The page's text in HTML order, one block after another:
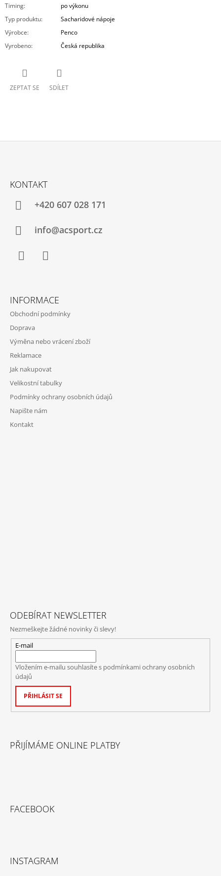
Timing:
po výkonu
Typ produktu:
Sacharidové nápoje
Výrobce:
Penco
Vyrobeno: Česká republika
ZEPTAT SE SDÍLET
KONTAKT
+420 607 028 171
info@acsport.cz
INFORMACE
Obchodní podmínky
Doprava
Výměna nebo vrácení zboží
Reklamace
Jak nakupovat
Velikostní tabulky
Podmínky ochrany osobních údajů
Napište nám
Kontakt
ODEBÍRAT NEWSLETTER
Nezmeškejte žádné novinky či slevy!
E-mail
Vložením e-mailu souhlasíte s podmínkami ochrany osobních
údajů
PŘIHLÁSIT SE
PŘIJÍMÁME ONLINE PLATBY
FACEBOOK
INSTAGRAM